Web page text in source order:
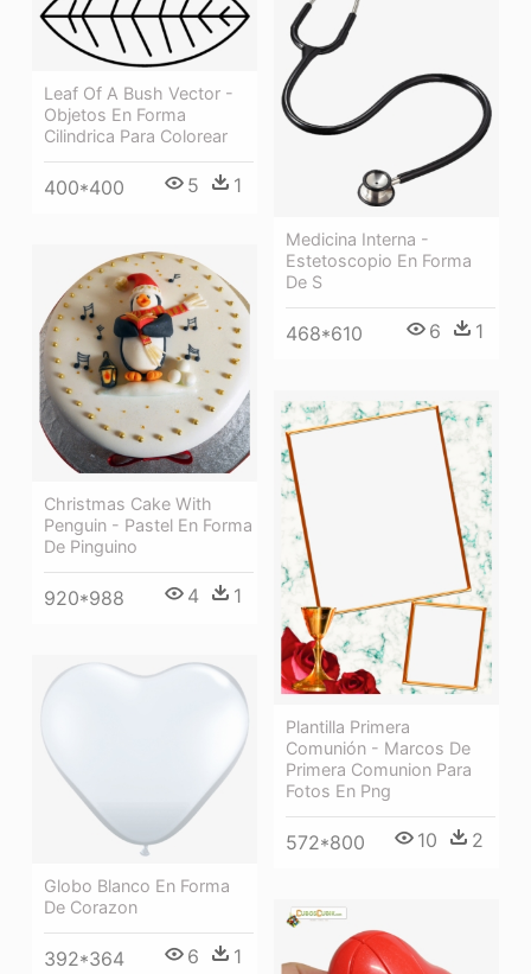
Medicina Interna -
Estetoscopio En Forma
De S
468*610 6 1
Leaf Of A Bush Vector -
Objetos En Forma
Cilindrica Para Colorear
400*400 5 1
Christmas Cake With
Penguin - Pastel En Forma
De Pinguino
920*988 4 1
Plantilla Primera
Comunión - Marcos De
Primera Comunion Para
Fotos En Png
572*800 10 2
Globo Blanco En Forma
De Corazon
392*364 6 1